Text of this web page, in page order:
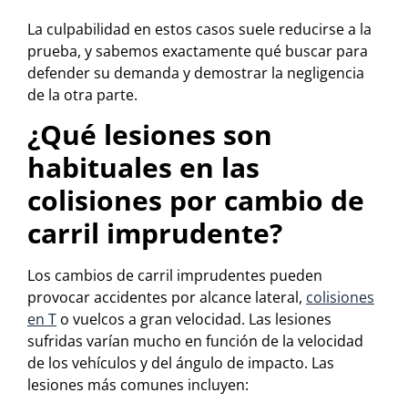
La culpabilidad en estos casos suele reducirse a la
prueba, y sabemos exactamente qué buscar para
defender su demanda y demostrar la negligencia
de la otra parte.
¿Qué lesiones son
habituales en las
colisiones por cambio de
carril imprudente?
Los cambios de carril imprudentes pueden
provocar accidentes por alcance lateral, colisiones
en T o vuelcos a gran velocidad. Las lesiones
sufridas varían mucho en función de la velocidad
de los vehículos y del ángulo de impacto. Las
lesiones más comunes incluyen: